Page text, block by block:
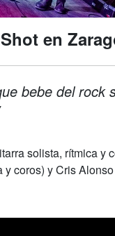
en
bebe del rock
solista, rítmica y
coros) y Cris